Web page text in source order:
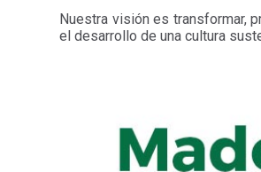
Nuestra visión es transformar,
el desarrollo de una cultura